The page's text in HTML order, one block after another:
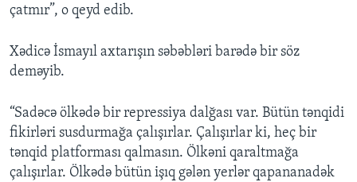
çatmır”, o qeyd edib.
Xədicə İsmayıl axtarışın səbəbləri barədə bir söz
deməyib.
“Sadəcə ölkədə bir repressiya dalğası var. Bütün tənqidi
fikirləri susdurmağa çalışırlar. Çalışırlar ki, heç bir
tənqid platforması qalmasın. Ölkəni qaraltmağa
çalışırlar. Ölkədə bütün işıq gələn yerlər qapananadək